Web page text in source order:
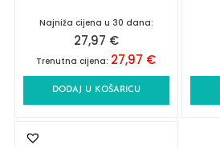
Najniža cijena u 30 dana:
27,97 €
Trenutna cijena: 27,97 €
DODAJ U KOŠARICU